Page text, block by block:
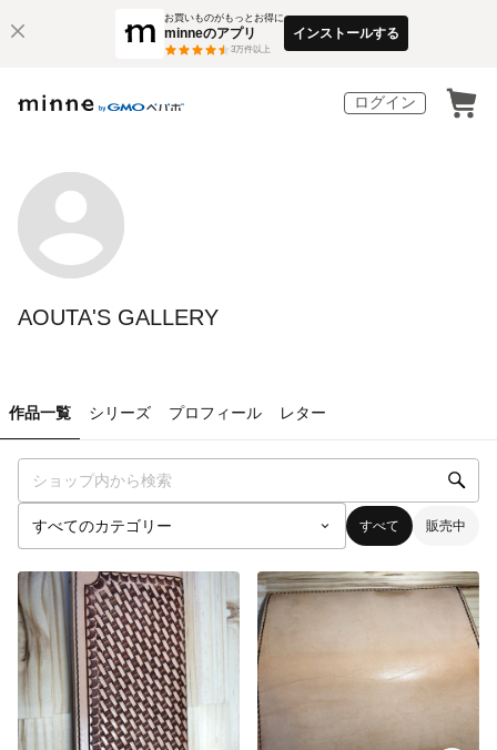
お買いものがもっとお得に
minneのアプリ
3万件以上
インストールする
ログイン
AOUTA'S GALLERY
作品一覧 シリーズ プロフィール レター
すべて 販売中